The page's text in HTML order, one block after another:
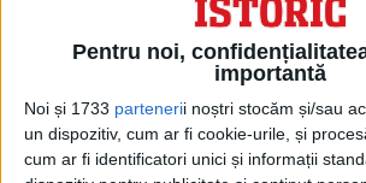
Pentru noi,
importantă
Noi și 1733 partenerii noștri stocăm și/sau
un dispozitiv, cum ar fi cookie-urile, și
cum ar fi identificatori unici și informații